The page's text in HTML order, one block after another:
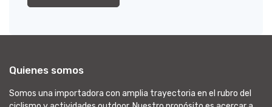
Quienes somos
Somos una importadora con amplia trayectoria en el rubro del